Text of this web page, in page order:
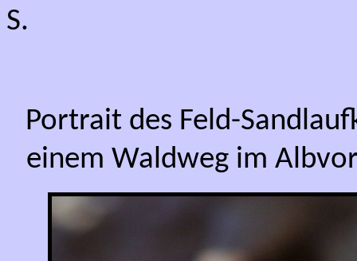
S.
Portrait des Feld-
einem Waldweg im